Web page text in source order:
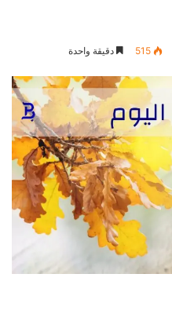
515 دقيقة واحدة